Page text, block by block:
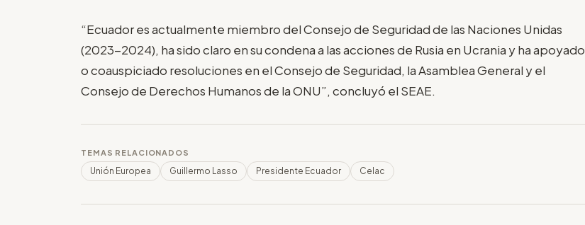
“Ecuador es actualmente miembro del Consejo de Seguridad de las Naciones Unidas
(2023-2024), ha sido claro en su condena a las acciones de Rusia en Ucrania y ha apoyado
o coauspiciado resoluciones en el Consejo de Seguridad, la Asamblea General y el
Consejo de Derechos Humanos de la ONU”, concluyó el SEAE.
TEMAS RELACIONADOS
Unión Europea Guillermo Lasso Presidente Ecuador Celac